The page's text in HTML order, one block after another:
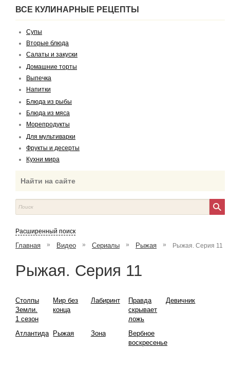
ВСЕ КУЛИНАРНЫЕ РЕЦЕПТЫ
Супы
Вторые блюда
Салаты и закуски
Домашние торты
Выпечка
Напитки
Блюда из рыбы
Блюда из мяса
Морепродукты
Для мультиварки
Фрукты и десерты
Кухни мира
Найти на сайте
Расширенный поиск
Главная » Видео » Сериалы » Рыжая » Рыжая. Серия 11
Рыжая. Серия 11
Столпы
Земли.
1 сезон
Мир без
конца
Лабиринт
Правда
скрывает
ложь
Девичник
Атлантида Рыжая Зона
Вербное
воскресенье